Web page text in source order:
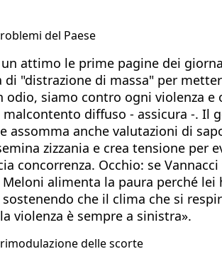
del Paese
attimo le prime pagine dei
"distrazione di massa" per
odio, siamo contro ogni violenza
diffuso - assicura -. Il
assomma anche valutazioni di
zizzania e crea tensione
concorrenza. Occhio: se
alimenta la paura perché
che il clima che si
violenza è sempre a sinistra».
delle scorte